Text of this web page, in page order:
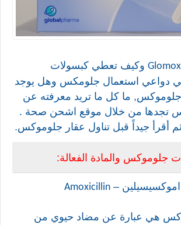
Glomox وكيف تعطي كبسولات
دواعي استعمال جلومكس وهل يوجد
جلوموكس, ما كل ما تريد معرفته عن
تجدها من خلال موقع اشحن صحة .
أقرأ جيداً قبل تناول عقار جلوموكس.
جلوموكس والمادة الفعالة:
اموكسيسيلين – Amoxicillin
هي عبارة عن مضاد حيوي من